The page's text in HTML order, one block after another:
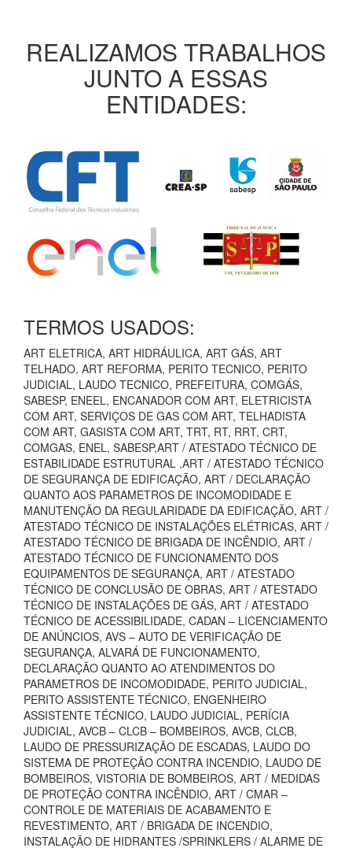
REALIZAMOS TRABALHOS
JUNTO A ESSAS
ENTIDADES:
TERMOS USADOS:
ART ELETRICA, ART HIDRÁULICA, ART GÁS, ART
TELHADO, ART REFORMA, PERITO TECNICO, PERITO
JUDICIAL, LAUDO TECNICO, PREFEITURA, COMGÁS,
SABESP, ENEEL, ENCANADOR COM ART, ELETRICISTA
COM ART, SERVIÇOS DE GAS COM ART, TELHADISTA
COM ART, GASISTA COM ART, TRT, RT, RRT, CRT,
COMGAS, ENEL, SABESP,ART / ATESTADO TÉCNICO DE
ESTABILIDADE ESTRUTURAL ,ART / ATESTADO TÉCNICO
DE SEGURANÇA DE EDIFICAÇÃO, ART / DECLARAÇÃO
QUANTO AOS PARAMETROS DE INCOMODIDADE E
MANUTENÇÃO DA REGULARIDADE DA EDIFICAÇÃO, ART /
ATESTADO TÉCNICO DE INSTALAÇÕES ELÉTRICAS, ART /
ATESTADO TÉCNICO DE BRIGADA DE INCÊNDIO, ART /
ATESTADO TÉCNICO DE FUNCIONAMENTO DOS
EQUIPAMENTOS DE SEGURANÇA, ART / ATESTADO
TÉCNICO DE CONCLUSÃO DE OBRAS, ART / ATESTADO
TÉCNICO DE INSTALAÇÕES DE GÁS, ART / ATESTADO
TÉCNICO DE ACESSIBILIDADE, CADAN – LICENCIAMENTO
DE ANÚNCIOS, AVS – AUTO DE VERIFICAÇÃO DE
SEGURANÇA, ALVARÁ DE FUNCIONAMENTO,
DECLARAÇÃO QUANTO AO ATENDIMENTOS DO
PARAMETROS DE INCOMODIDADE, PERITO JUDICIAL,
PERITO ASSISTENTE TÉCNICO, ENGENHEIRO
ASSISTENTE TÉCNICO, LAUDO JUDICIAL, PERÍCIA
JUDICIAL, AVCB – CLCB – BOMBEIROS, AVCB, CLCB,
LAUDO DE PRESSURIZAÇÃO DE ESCADAS, LAUDO DO
SISTEMA DE PROTEÇÃO CONTRA INCENDIO, LAUDO DE
BOMBEIROS, VISTORIA DE BOMBEIROS, ART / MEDIDAS
DE PROTEÇÃO CONTRA INCÊNDIO, ART / CMAR –
CONTROLE DE MATERIAIS DE ACABAMENTO E
REVESTIMENTO, ART / BRIGADA DE INCENDIO,
INSTALAÇÃO DE HIDRANTES /SPRINKLERS / ALARME DE